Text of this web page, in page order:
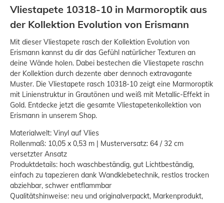
Vliestapete 10318-10 in Marmoroptik aus
der Kollektion Evolution von Erismann
Mit dieser Vliestapete rasch der Kollektion Evolution von
Erismann kannst du dir das Gefühl natürlicher Texturen an
deine Wände holen. Dabei bestechen die Vliestapete raschn
der Kollektion durch dezente aber dennoch extravagante
Muster. Die Vliestapete rasch 10318-10 zeigt eine Marmoroptik
mit Linienstruktur in Grautönen und weiß mit Metallic-Effekt in
Gold. Entdecke jetzt die gesamte Vliestapetenkollektion von
Erismann in unserem Shop.
Materialwelt: Vinyl auf Vlies
Rollenmaß: 10,05 x 0,53 m | Musterversatz: 64 / 32 cm
versetzter Ansatz
Produktdetails: hoch waschbeständig, gut Lichtbeständig,
einfach zu tapezieren dank Wandklebetechnik, restlos trocken
abziehbar, schwer entflammbar
Qualitätshinweise: neu und originalverpackt, Markenprodukt,